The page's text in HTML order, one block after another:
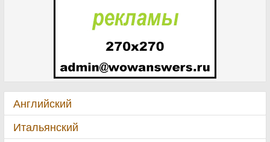
Английский
Итальянский